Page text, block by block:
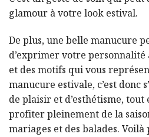
glamour à votre look estival.
De plus, une belle manucure
d’exprimer votre personnalité
et des motifs qui vous
manucure estivale, c’est donc
de plaisir et d’esthétisme,
profiter pleinement de la
mariages et des balades.